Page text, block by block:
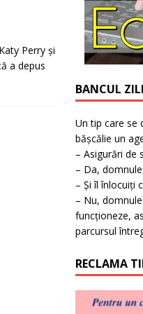
Perry și
a depus
BANCUL
Un tip care se
bășcălie un
– Asigurări de
– Da,
– Și îl înlocuiți
– Nu,
funcționeze,
parcursul
RECLAMA